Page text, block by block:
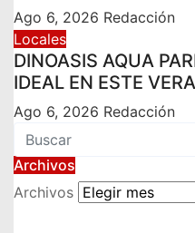
Ago 6, 2026 Redacción
Locales
DINOASIS AQUA
IDEAL EN ESTE
Ago 6, 2026 Redacción
Archivos
Archivos